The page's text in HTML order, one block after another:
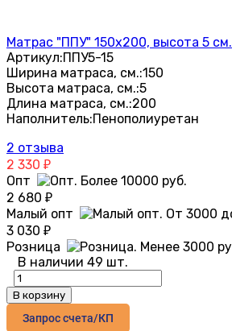
Матрас "ППУ" 150х200, высота 5 см.
Артикул:ППУ5-15
Ширина матраса, см.:150
Высота матраса, см.:5
Длина матраса, см.:200
Наполнитель:Пенополиуретан
2 отзыва
2 330 ₽
Опт
2 680 ₽
Малый опт
3 030 ₽
Розница
В наличии 49 шт.
В корзину
Запрос счета/КП